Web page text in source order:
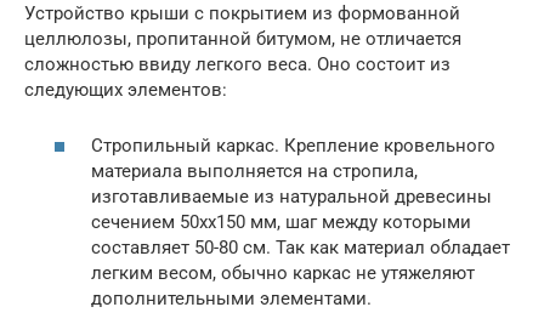
Устройство крыши с покрытием из формованной
целлюлозы, пропитанной битумом, не отличается
сложностью ввиду легкого веса. Оно состоит из
следующих элементов:
Стропильный каркас. Крепление кровельного
материала выполняется на стропила,
изготавливаемые из натуральной древесины
сечением 50хх150 мм, шаг между которыми
составляет 50-80 см. Так как материал обладает
легким весом, обычно каркас не утяжеляют
дополнительными элементами.